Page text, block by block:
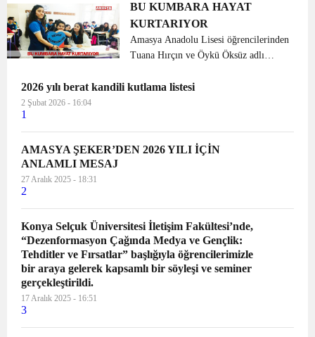
söyledikleri şarkı ile 2-8 Kasım
Lösemili Çocuklar haftasına destek
verdi. Amasya’nın Merzifon ...
BU KUMBARA HAYAT
KURTARIYOR
Amasya Anadolu Lisesi öğrencilerinden
Tuana Hırçın ve Öykü Öksüz adlı
kumbarası” ile arkadaşları arasında
2026 yılı berat kandili kutlama listesi
2 Şubat 2026 - 16:04
1
AMASYA ŞEKER’DEN 2026 YILI İÇİN
ANLAMLI MESAJ
27 Aralık 2025 - 18:31
2
Konya Selçuk Üniversitesi İletişim Fakültesi’nde,
“Dezenformasyon Çağında Medya ve Gençlik:
Tehditler ve Fırsatlar” başlığıyla öğrencilerimizle
bir araya gelerek kapsamlı bir söyleşi ve seminer
gerçekleştirildi.
17 Aralık 2025 - 16:51
3